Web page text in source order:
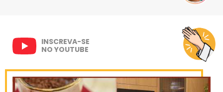
INSCREVA-SE
NO YOUTUBE